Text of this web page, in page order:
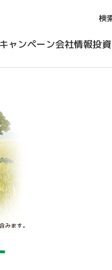
検
ャンペーン会社情報投